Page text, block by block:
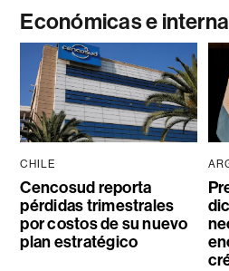
Económicas e
CHILE
Cencosud reporta
pérdidas trimestrales
por costos de su nuevo
plan estratégico